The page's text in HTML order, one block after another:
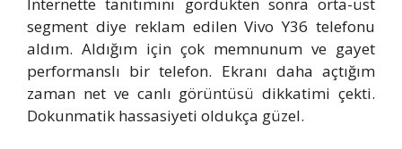
İnternette tanıtımını gördükten sonra orta-üst
segment diye reklam edilen Vivo Y36 telefonu
aldım. Aldığım için çok memnunum ve gayet
performanslı bir telefon. Ekranı daha açtığım
zaman net ve canlı görüntüsü dikkatimi çekti.
Dokunmatik hassasiyeti oldukça güzel.